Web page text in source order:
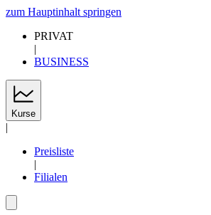
zum Hauptinhalt springen
PRIVAT
|
BUSINESS
Kurse
|
Preisliste
|
Filialen